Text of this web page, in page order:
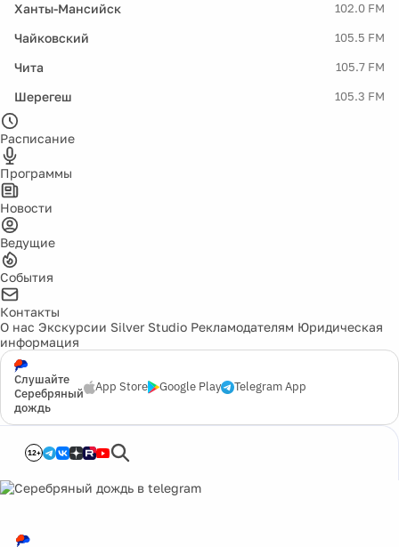
Ханты-Мансийск 102.0 FM
Чайковский 105.5 FM
Чита 105.7 FM
Шерегеш 105.3 FM
Расписание
Программы
Новости
Ведущие
События
Контакты
О нас Экскурсии Silver Studio Рекламодателям Юридическая
информация
Слушайте
Серебряный
дождь
App Store Google Play Telegram App
12+